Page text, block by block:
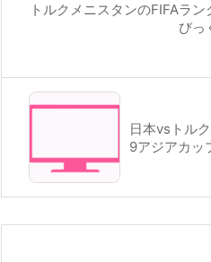
トルクメニスタンのFIFAラン
びっ
日本vsトル
9アジアカッ